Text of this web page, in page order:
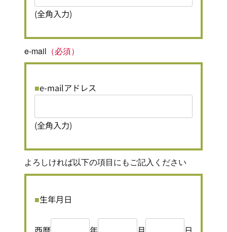
(全角入力)
e-mail （必須）
e-mailアドレス
(全角入力)
よろしければ以下の項目にもご記入ください
生年月日